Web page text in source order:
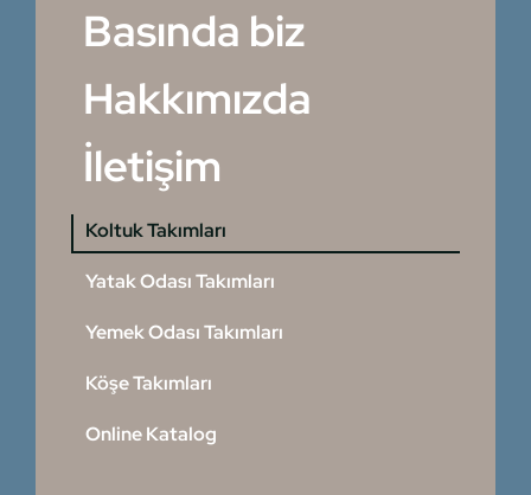
Basında biz
Hakkımızda
İletişim
Koltuk Takımları
Yatak Odası Takımları
Yemek Odası Takımları
Köşe Takımları
Online Katalog